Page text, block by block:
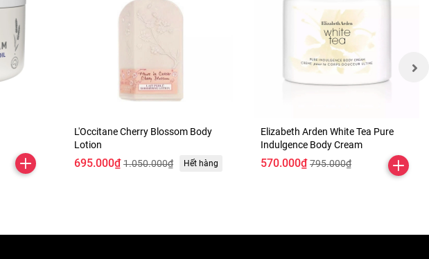
L'Occitane Cherry Blossom Body
Lotion
695.000₫ 1.050.000₫ Hết hàng
Elizabeth Arden White Tea Pure
Indulgence Body Cream
570.000₫ 795.000₫